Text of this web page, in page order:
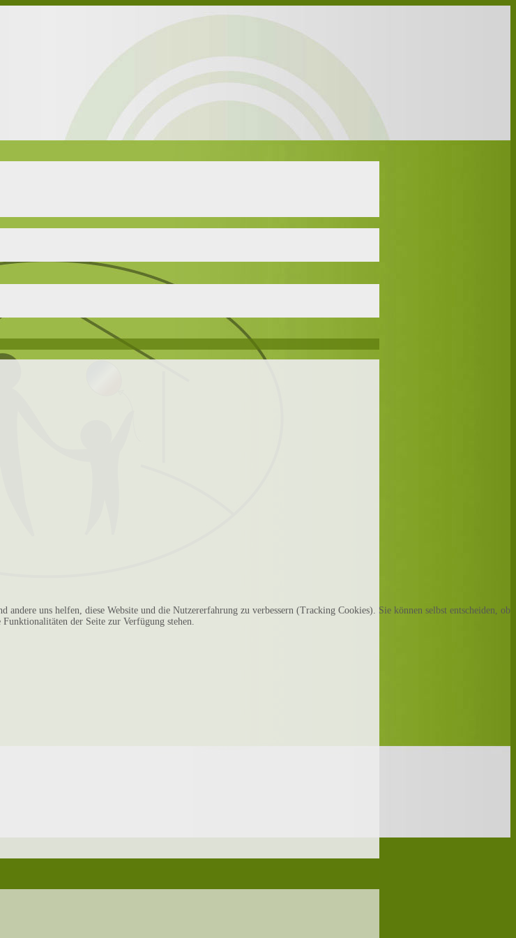
uns helfen, diese Website und die Nutzererfahrung zu verbessern (Tracking Cookies). Sie können selbst entscheiden, ob
der Seite zur Verfügung stehen.